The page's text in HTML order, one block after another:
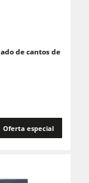
de cantos de
Oferta especial